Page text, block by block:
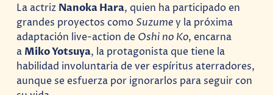
La actriz Nanoka Hara, quien ha participado en
grandes proyectos como Suzumey la próxima
adaptación live-action de Oshi no Ko, encarna
a Miko Yotsuya, la protagonista que tiene la
habilidad involuntaria de ver espíritus aterradores,
aunque se esfuerza por ignorarlos para seguir con